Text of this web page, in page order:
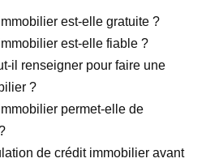
est-elle gratuite ?
est-elle fiable ?
il renseigner pour faire une
?
permet-elle de
de crédit immobilier avant